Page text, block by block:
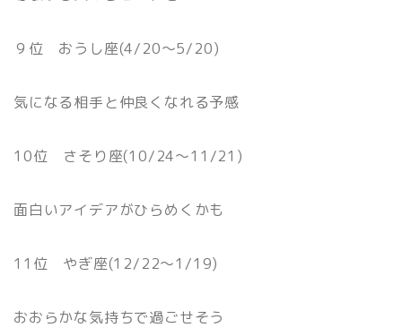
９位 おうし座(4/20〜5/20)
気になる相手と仲良くなれる予感
10位 さそり座(10/24〜11/21)
面白いアイデアがひらめくかも
11位 やぎ座(12/22〜1/19)
おおらかな気持ちで過ごせそう